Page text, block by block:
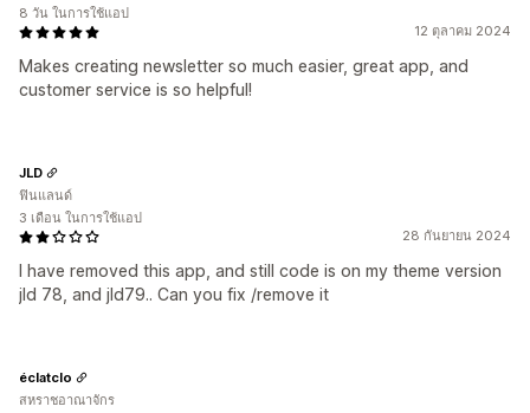
12 ตุลาคม 2024
Makes creating newsletter so much easier, great app, and
customer service is so helpful!
8 วัน ในการใช้แอป
28 กันยายน 2024
I have removed this app, and still code is on my theme version
jld 78, and jld79.. Can you fix /remove it
JLD
ฟินแลนด์
3 เดือน ในการใช้แอป
éclatclo
สหราชอาณาจักร